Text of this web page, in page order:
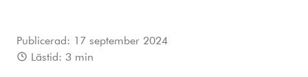
Publicerad: 17 september 2024
Lästid: 3 min